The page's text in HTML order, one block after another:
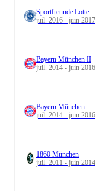
Sportfreunde Lotte
juil. 2016 - juin 2017
Bayern München II
juil. 2014 - juin 2016
Bayern München
juil. 2014 - juin 2016
1860 München
juil. 2011 - juin 2014